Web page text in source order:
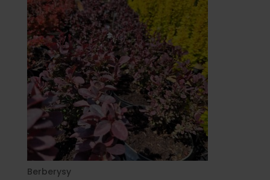
Berberysy